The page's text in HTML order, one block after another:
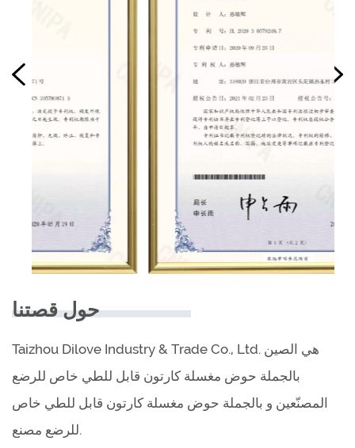
حول قصتنا
Taizhou Dilove Industry & Trade Co., Ltd. هي الصين
بالجملة حوض مغسلة كارتون قابل للطي خاص للرضع
المصنّعين و بالجملة حوض مغسلة كارتون قابل للطي خاص
للرضع مصنع.